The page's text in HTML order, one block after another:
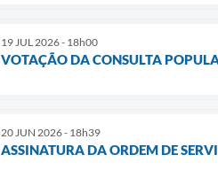
19 JUL 2026 - 18h00
VOTAÇÃO DA CONSULTA
20 JUN 2026 - 18h39
ASSINATURA DA ORDEM DE